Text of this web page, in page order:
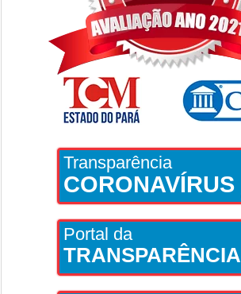
Transparência
CORONAVÍRUS
Portal da
TRANSPARÊNCIA